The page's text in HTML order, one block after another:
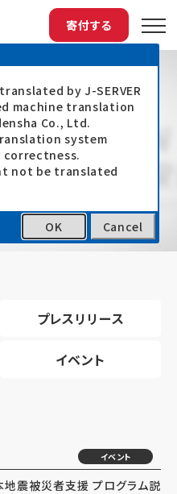
寄付する
プレスリリース
イベント
イベント
地震被災者支援 プログラム説
by J-SERVER
machine translation
Co., Ltd.
system
correctness.
not be translated
OK Cancel